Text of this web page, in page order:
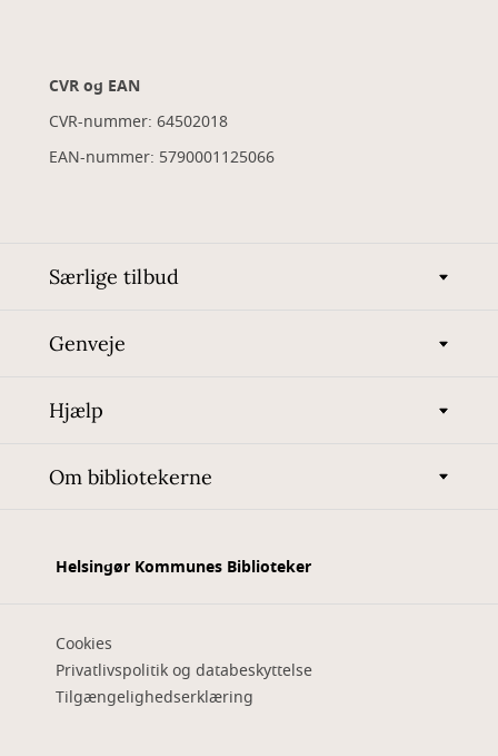
CVR og EAN
CVR-nummer: 64502018
EAN-nummer: 5790001125066
Særlige tilbud
Genveje
Hjælp
Om bibliotekerne
Helsingør Kommunes Biblioteker
Cookies
Privatlivspolitik og databeskyttelse
Tilgængelighedserklæring